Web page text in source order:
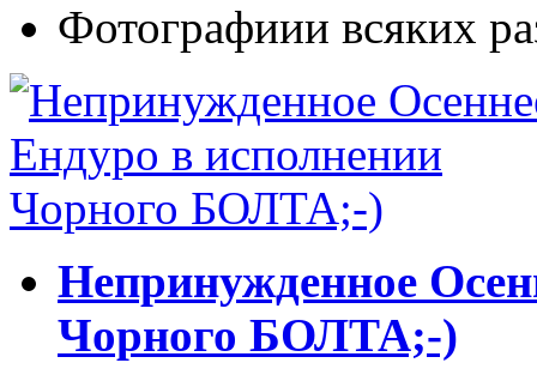
Фотографиии всяких
Непринужденное
Чорного БОЛТА;-)